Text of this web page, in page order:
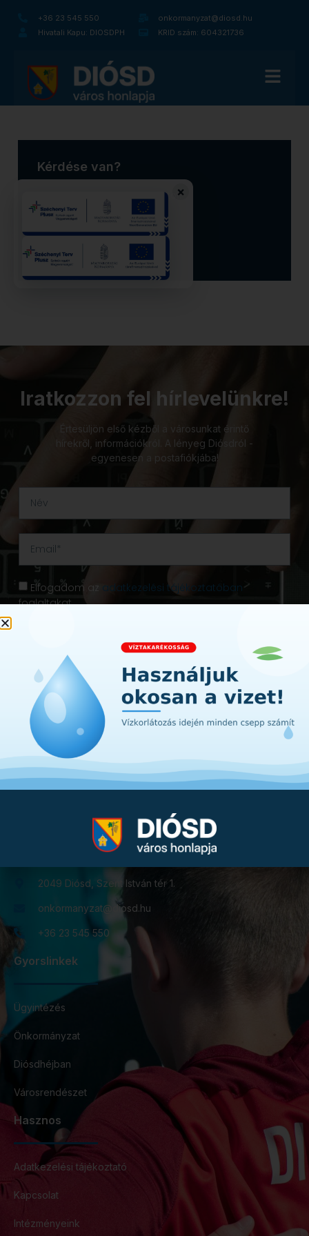
×
+36 23 545 550
onkormanyzat@diosd.hu
Hivatali Kapu: DIOSDPH
KRID szám: 604321736
Kérdése van?
Vegye fel velünk a kapcsolatot!
+36 23 545 550
onkormanyzat@diosd.hu
Iratkozzon fel hírlevelünkre!
Értesüljön első kézből a városunkat érintő
hírekről, információkról. A lényeg Diósdról -
egyenesen a postafiókjába!
Elfogadom az adatkezelési tájékoztatóban
foglaltakat.
Feliratkozás
2049 Diósd, Szent István tér 1.
onkormanyzat@diosd.hu
+36 23 545 550
Gyorslinkek
Ügyintézés
Önkormányzat
Diósdhéjban
Városrendészet
Hasznos
Adatkezelési tájékoztató
Kapcsolat
Intézményeink